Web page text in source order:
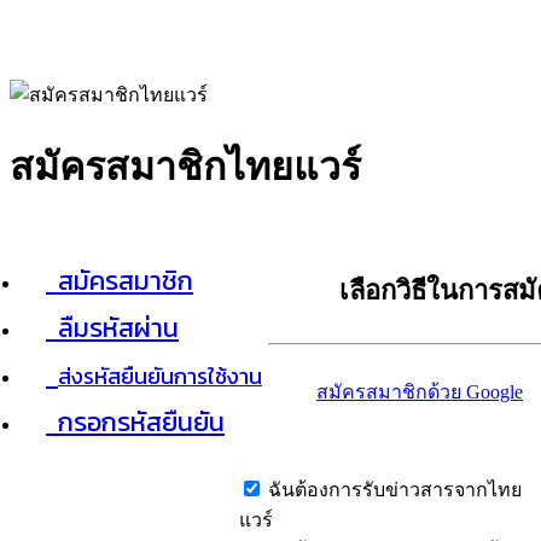
สมัครสมาชิกไทยแวร์
สมัครสมาชิก
ลืมรหัสผ่าน
ส่งรหัสยืนยันการใช้งาน
กรอกรหัสยืนยัน
เลือกวิธีในการส
สมัครสมาชิกด้วย Google
ฉันต้องการรับข่าวสารจากไทย
แวร์